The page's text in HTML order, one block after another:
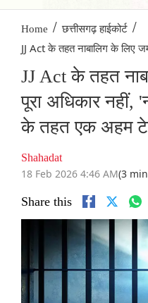
Home / छत्तीसगढ़ हाईकोर्ट /
JJ Act के तहत नाबालिग के लिए
JJ Act के तहत
पूरा अधिकार नहीं,
के तहत एक अहम
Shahadat
18 Feb 2026 4:46 AM(3
Share this